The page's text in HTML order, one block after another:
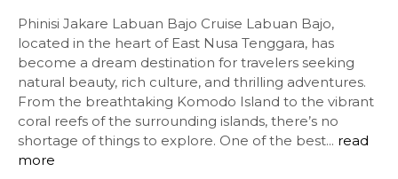
Phinisi Jakare Labuan Bajo Cruise Labuan Bajo,
located in the heart of East Nusa Tenggara, has
become a dream destination for travelers seeking
natural beauty, rich culture, and thrilling adventures.
From the breathtaking Komodo Island to the vibrant
coral reefs of the surrounding islands, there’s no
shortage of things to explore. One of the best... read
more